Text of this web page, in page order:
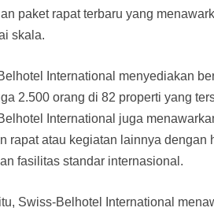
paket rapat terbaru yang
skala.
International menyediakan
2.500 orang di 82 properti yang
International juga
rapat atau kegiatan lainnya
fasilitas standar internasional.
Swiss-Belhotel International